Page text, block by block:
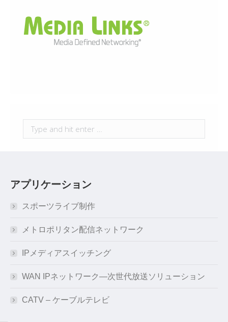
Search:
アプリケーション
スポーツライブ制作
メトロポリタン配信ネットワーク
IPメディアスイッチング
WAN IPネットワーク―次世代放送ソリューション
CATV – ケーブルテレビ